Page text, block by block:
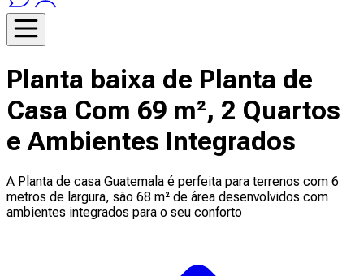
Planta baixa de Planta de
Casa Com 69 m², 2 Quartos
e Ambientes Integrados
A Planta de casa Guatemala é perfeita para terrenos com 6
metros de largura, são 68 m² de área desenvolvidos com
ambientes integrados para o seu conforto